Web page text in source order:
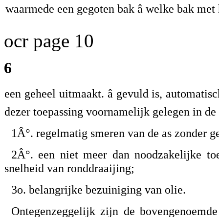
waarmede een gegoten bak â welke bak
ocr page 10
6
een geheel uitmaakt. â gevuld is,
dezer toepassing voornamelijk gelegen in
1Â°. regelmatig smeren van de as zonder
2Â°. een niet meer dan noodzakelijke
snelheid van ronddraaijing;
3o. belangrijke bezuiniging van olie.
Ontegenzeggelijk zijn de